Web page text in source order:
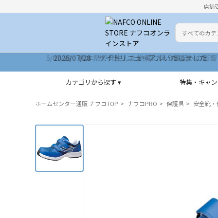
店舗
カテゴリ
検索キーワー
2026/07/28 サイトリニューアルいたしました
カテゴリから探す ▾ 特集・キャ
ホームセンター通販 ナフコTOP ナフコPRO 保護具 安全靴